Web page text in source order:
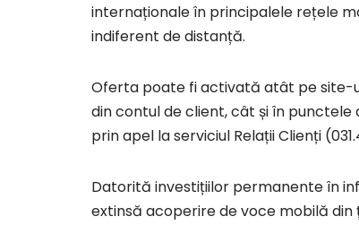
internaționale în principalele rețele
indiferent de distanță.
Oferta poate fi activată atât pe site-
din contul de client, cât și în
prin apel la serviciul Relații Clienți
Datorită investițiilor permanente în
extinsă acoperire de voce mobilă din